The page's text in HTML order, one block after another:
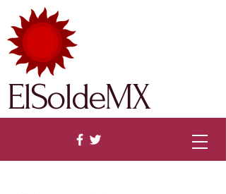
ElSoldeMX